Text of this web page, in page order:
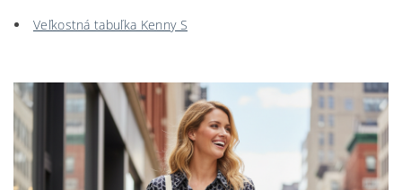
Veľkostná tabuľka Kenny S